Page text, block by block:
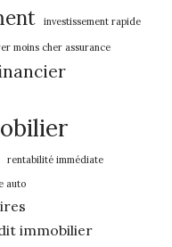
investissement rapide
moins cher assurance
rentabilité immédiate
auto
immobilier